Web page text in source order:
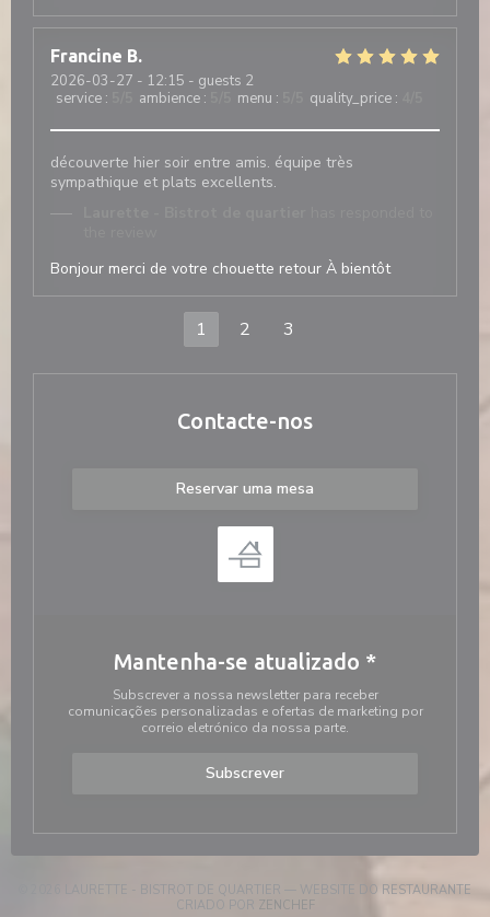
Francine B
2026-03-27 - 12:15 - guests 2
service : ambience : menu : quality_price :
découverte hier soir entre amis. équipe très
sympathique et plats excellents.
Bonjour merci de votre chouette retour À bientôt
1 2 3
Contacte-nos
Reservar uma mesa
Mantenha-se atualizado *
Subscrever a nossa newsletter para receber
comunicações personalizadas e ofertas de marketing por
correio eletrónico da nossa parte.
Subscrever
© 2026 LAURETTE - BISTROT DE QUARTIER — WEBSITE DO RESTAURANTE
CRIADO POR ZENCHEF((ABRE NUMA NOVA JANELA))